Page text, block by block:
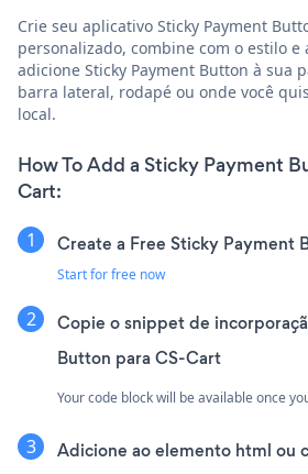
Crie seu aplicativo Sticky Payment
personalizado, combine com o estilo e
adicione Sticky Payment Button à sua
barra lateral, rodapé ou onde você
local.
How To Add a Sticky Payment
Cart:
Create a Free Sticky Payment
Start for free now
Copie o snippet de
Button para CS-Cart
Your code block will be available once
Adicione ao elemento html ou